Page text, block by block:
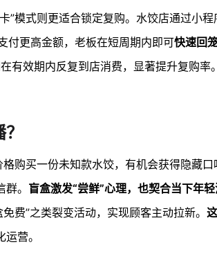
”模式则更适合锁定复购。水饺店通过小
付更高金额，老板在短周期内即可快速回
有效期内反复到店消费，显著提升复购率
购买一份未知款水饺，有机会获得隐藏口
。 盲盒激发“尝鲜”心理，也契合当下年
费”之类裂变活动，实现顾客主动拉新。
营。